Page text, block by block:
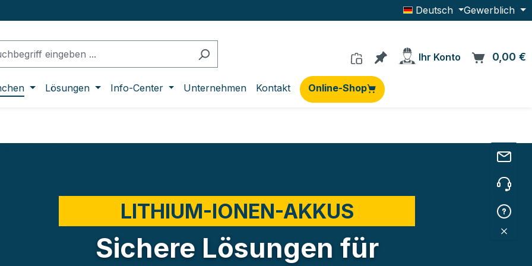
Deutsch Gewerblich
Du hast 0 Produkte auf dem
Ihr Konto 0,00 €
Lösungen Info-Center Unternehmen Kontakt Online-Shop
LITHIUM-IONEN-AKKUS
Sichere Lösungen für